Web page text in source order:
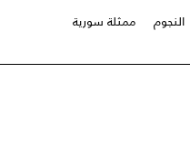
النجوم
ممثلة سورية